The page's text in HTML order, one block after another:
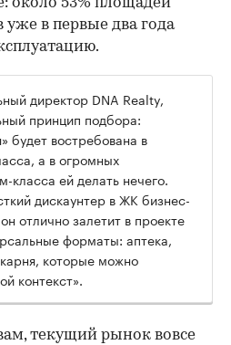
около 53% площадей
уже в первые два года
директор DNA Realty,
принцип подбора:
будет востребована в
а в огромных
класса ей делать нечего.
дискаунтер в ЖК бизнес-
отлично залетит в проекте
форматы: аптека,
которые можно
контекст».
текущий рынок вовсе